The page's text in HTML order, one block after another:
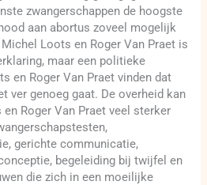
zwangerschappen de hoogste
aan abortus zoveel mogelijk
Loots en Roger Van Praet is
maar een politieke
en Roger Van Praet vinden dat
ver genoeg gaat. De overheid kan
Roger Van Praet veel sterker
gerichte communicatie,
begeleiding bij twijfel en
die zich in een moeilijke